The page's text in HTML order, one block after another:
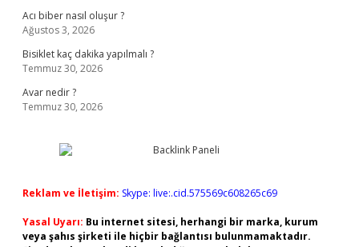
Acı biber nasıl oluşur ?
Ağustos 3, 2026
Bisiklet kaç dakika yapılmalı ?
Temmuz 30, 2026
Avar nedir ?
Temmuz 30, 2026
Reklam ve İletişim: Skype: live:.cid.575569c608265c69
Yasal Uyarı: Bu internet sitesi, herhangi bir marka, kurum
veya şahıs şirketi ile hiçbir bağlantısı bulunmamaktadır.